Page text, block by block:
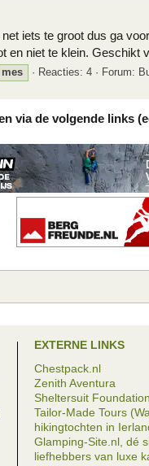
iets te groot dus ga
niet te klein. Geschikt
mes Reacties: 4 Forum:
via de volgende links
EXTERNE LINKS
Chestpack.nl
Zenith Aventura
Sheltersuit Foundation
Tailor-Made Tours
hikingtochten in
Glamping-Site.nl, dé
liefhebbers van luxe